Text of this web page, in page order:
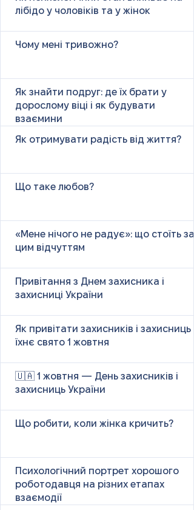
лібідо у чоловіків та у жінок
Чому мені тривожно?
Як знайти подруг: де їх брати у
дорослому віці і як будувати
взаємини
Як отримувати радість від життя?
Що таке любов?
«Мене нічого не радує»: що стоїть за
цим відчуттям
Привітання з Днем захисника і
захисниці України
Як привітати захисників і захисниць у
їхнє свято 1 жовтня
🇺🇦 1 жовтня — День захисників і
захисниць України
Що робити, коли жінка кричить?
Психологічний портрет хорошого
роботодавця на різних етапах
взаємодії